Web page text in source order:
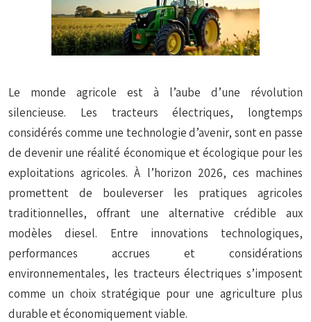
Le monde agricole est à l’aube d’une révolution
silencieuse. Les tracteurs électriques, longtemps
considérés comme une technologie d’avenir, sont en passe
de devenir une réalité économique et écologique pour les
exploitations agricoles. À l’horizon 2026, ces machines
promettent de bouleverser les pratiques agricoles
traditionnelles, offrant une alternative crédible aux
modèles diesel. Entre innovations technologiques,
performances accrues et considérations
environnementales, les tracteurs électriques s’imposent
comme un choix stratégique pour une agriculture plus
durable et économiquement viable.